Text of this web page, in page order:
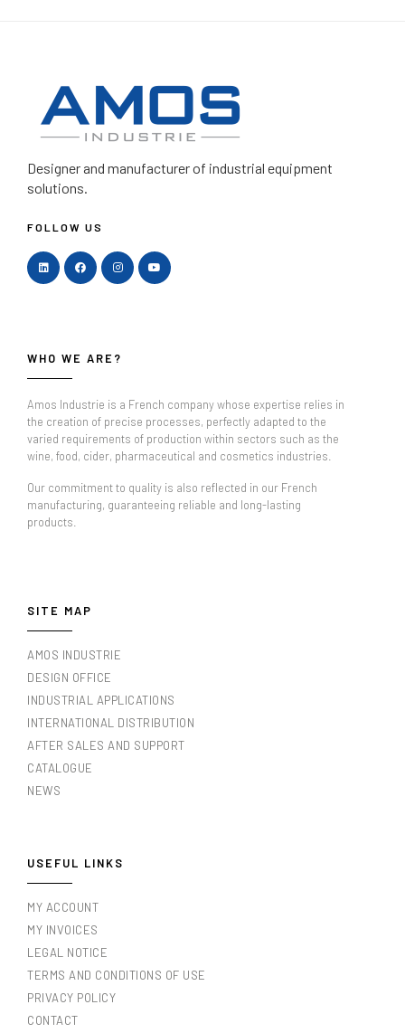
Designer and manufacturerof industrial equipment
solutions.
FOLLOW US
WHO WE ARE?
Amos Industrie is a French company whose expertise relies in
the creation of precise processes, perfectly adapted to the
varied requirements of production within sectors such as the
wine, food, cider, pharmaceutical and cosmetics industries.
Our commitment to quality is also reflected in our French
manufacturing, guaranteeing reliable and long-lasting
products.
SITE MAP
AMOS INDUSTRIE
DESIGN OFFICE
INDUSTRIAL APPLICATIONS
INTERNATIONAL DISTRIBUTION
AFTER SALES AND SUPPORT
CATALOGUE
NEWS
USEFUL LINKS
MY ACCOUNT
MY INVOICES
LEGAL NOTICE
TERMS AND CONDITIONS OF USE
PRIVACY POLICY
CONTACT